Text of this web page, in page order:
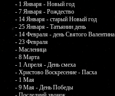
- 1 Января - Новый год
- 7 Января - Рождество
- 14 Января - старый Новый год
- 25 Января - Татьянин день
- 14 Февраля - день Святого Валентина
- 23 Февраля
- Масленица
- 8 Марта
- 1 Апреля - День смеха
- Христово Воскресение - Пасха
- 1 Мая
- 9 Мая - День Победы